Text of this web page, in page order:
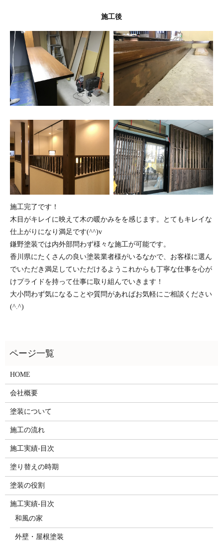
施工後
施工完了です！
木目がキレイに映えて木の暖かみをを感じます。とてもキレイな
仕上がりになり満足です(^^)v
鎌野塗装では内外部問わず様々な施工が可能です。
香川県にたくさんの良い塗装業者様がいるなかで、お客様に選ん
でいただき満足していただけるようこれからも丁寧な仕事を心が
けプライドを持って仕事に取り組んでいきます！
大小問わず気になることや質問があればお気軽にご相談ください
(^.^)
HOME
会社概要
塗装について
施工の流れ
施工実績-目次
塗り替えの時期
塗装の役割
施工実績-目次
和風の家
外壁・屋根塗装